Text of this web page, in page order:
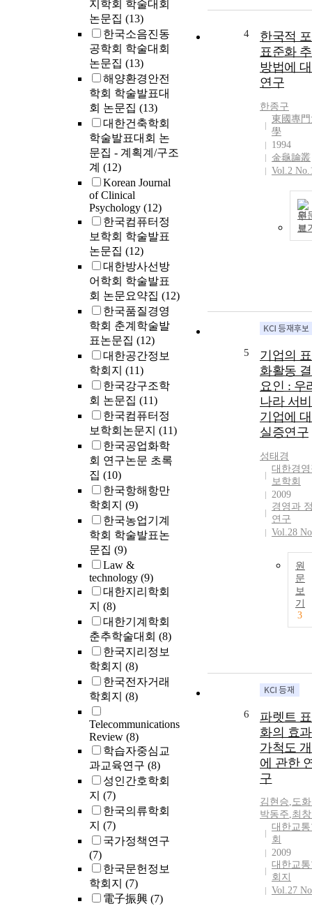
지학회 학술대회
논문집 (13)
한국소음진동
공학회 학술대회
논문집 (13)
해양환경안전
학회 학술발표대
회 논문집 (13)
대한건축학회
학술발표대회 논
문집 - 계획계/구조
계 (12)
Korean Journal
of Clinical
Psychology (12)
한국컴퓨터정
보학회 학술발표
논문집 (12)
대한방사선방
어학회 학술발표
회 논문요약집 (12)
한국품질경영
학회 춘계학술발
표논문집 (12)
대한공간정보
학회지 (11)
한국강구조학
회 논문집 (11)
한국컴퓨터정
보학회논문지 (11)
한국공업화학
회 연구논문 초록
집 (10)
한국항해항만
학회지 (9)
한국농업기계
학회 학술발표논
문집 (9)
Law &
technology (9)
대한지리학회
지 (8)
대한기계학회
춘추학술대회 (8)
한국지리정보
학회지 (8)
한국전자거래
학회지 (8)
Telecommunications
Review (8)
학습자중심교
과교육연구 (8)
성인간호학회
지 (7)
한국의류학회
지 (7)
국가정책연구
(7)
한국문헌정보
학회지 (7)
電子振興 (7)
4
한국적
표준화
방법에
연구
한종구
東國專
學
1994
金龜論叢
Vol.2
원
보
5
기업의
화활동
요인 : 우
나라 서
기업에
실증연구
성태경
대한경
보학회
2009
경영과
연구
Vol.28
원
문
보
기
3
6
파렛트
화의 효
가척도
에 관한
구
김현승,도
박동주,최
대한교
회
2009
대한교
회지
Vol.27